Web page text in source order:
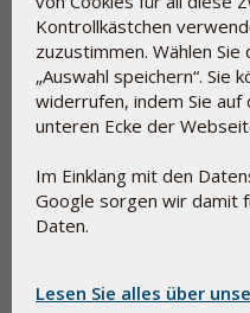
Glyceryldibehenat ist eine
Kontrollkästchen
zuzustimmen. Wählen Sie
„Auswahl speichern“.
widerrufen, indem Sie auf
unteren Ecke der
Im Einklang mit den
Google sorgen wir damit
Daten.
Lesen Sie alles über